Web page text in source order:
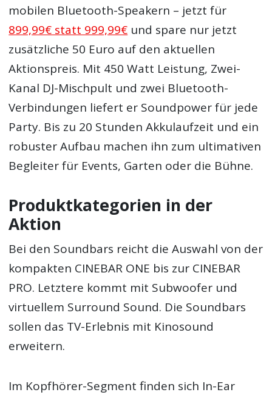
mobilen Bluetooth-Speakern – jetzt für
899,99€ statt 999,99€ und spare nur jetzt
zusätzliche 50 Euro auf den aktuellen
Aktionspreis. Mit 450 Watt Leistung, Zwei-
Kanal DJ-Mischpult und zwei Bluetooth-
Verbindungen liefert er Soundpower für jede
Party. Bis zu 20 Stunden Akkulaufzeit und ein
robuster Aufbau machen ihn zum ultimativen
Begleiter für Events, Garten oder die Bühne.
Produktkategorien in der
Aktion
Bei den Soundbars reicht die Auswahl von der
kompakten CINEBAR ONE bis zur CINEBAR
PRO. Letztere kommt mit Subwoofer und
virtuellem Surround Sound. Die Soundbars
sollen das TV-Erlebnis mit Kinosound
erweitern.
Im Kopfhörer-Segment finden sich In-Ear